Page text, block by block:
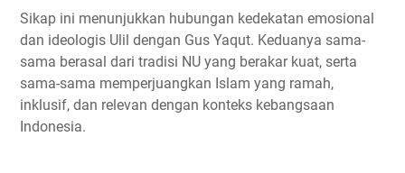
Sikap ini menunjukkan hubungan kedekatan emosional
dan ideologis Ulil dengan Gus Yaqut. Keduanya sama-
sama berasal dari tradisi NU yang berakar kuat, serta
sama-sama memperjuangkan Islam yang ramah,
inklusif, dan relevan dengan konteks kebangsaan
Indonesia.